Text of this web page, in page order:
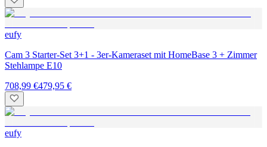
eufy
Cam 3 Starter-Set 3+1 - 3er-Kameraset mit HomeBase 3 + Zimmer
Stehlampe E10
708,99 €479,95 €
eufy